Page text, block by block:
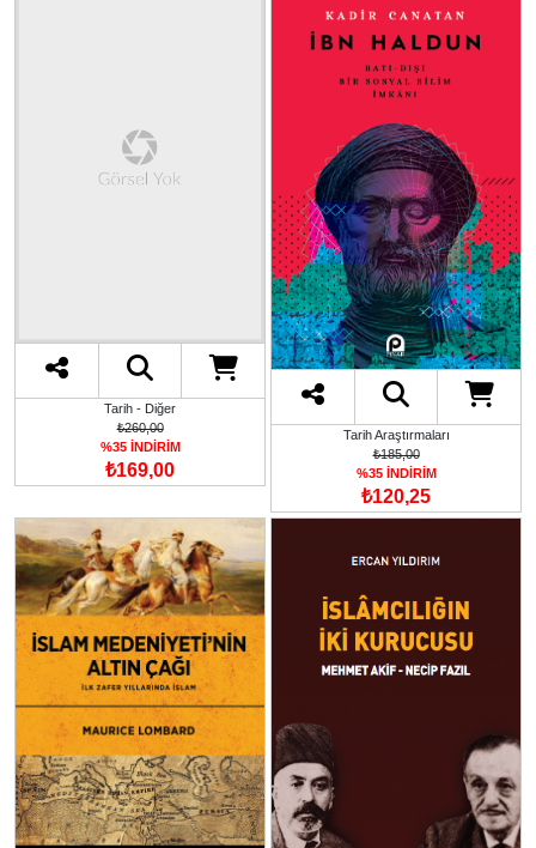
Tarih - Diğer
₺260,00
%35 İNDİRİM
₺169,00
Tarih Araştırmaları
₺185,00
%35 İNDİRİM
₺120,25